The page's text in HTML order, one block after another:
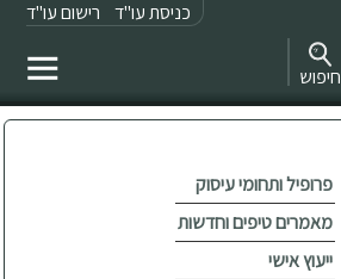
כניסת עו"ד רישום עו"ד
חיפוש
פרופיל ותחומי עיסוק
מאמרים טיפים וחדשות
ייעוץ אישי